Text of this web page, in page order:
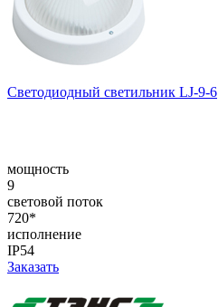
Светодиодный светильник LJ-9-6
мощность
9
световой поток
720*
исполнение
IP54
Заказать